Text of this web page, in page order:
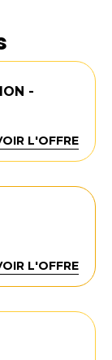
-
L'OFFRE
L'OFFRE